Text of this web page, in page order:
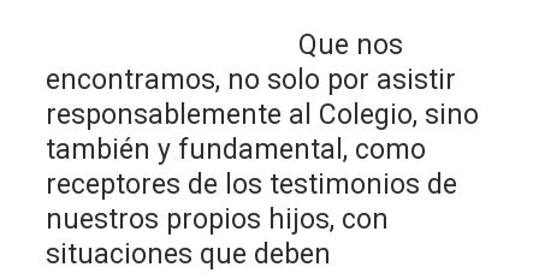
Que nos
encontramos, no solo por asistir
responsablemente al Colegio, sino
también y fundamental, como
receptores de los testimonios de
nuestros propios hijos, con
situaciones que deben